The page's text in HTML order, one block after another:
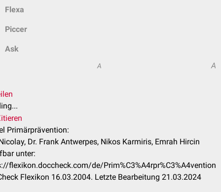
Flexa
Piccer
Ask
A A
Primärprävention:
Dr. Frank Antwerpes, Nikos Karmiris, Emrah Hircin
unter:
flexikon.doccheck.com/de/Prim%C3%A4rpr%C3%A4vention
Flexikon 16.03.2004. Letzte Bearbeitung 21.03.2024